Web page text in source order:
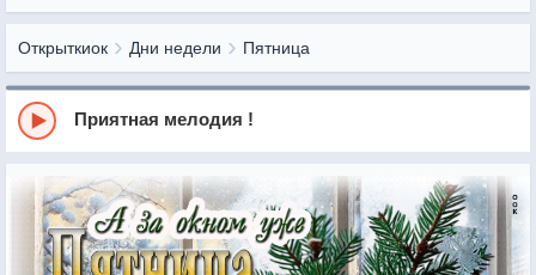
Открыткиок Дни недели Пятница
Приятная мелодия !